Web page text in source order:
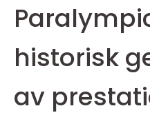
historisk
av